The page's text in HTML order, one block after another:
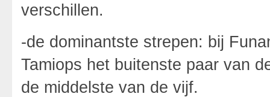
verschillen.
-de dominantste strepen: bij
Tamiops het buitenste paar van
de middelste van de vijf.